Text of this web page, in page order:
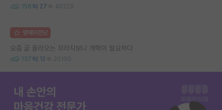
156 27 40229
명예의전당
요즘 글 올라오는 꼬라지보니 개혁이 필요하다
137 12 20100